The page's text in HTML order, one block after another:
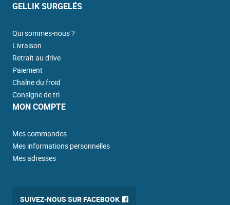
GELLIK SURGELÉS
Qui sommes-nous ?
Livraison
Retrait au drive
Paiement
Chaîne du froid
Consigne de tri
MON COMPTE
Mes commandes
Mes informations personnelles
Mes adresses
SUIVEZ-NOUS SUR FACEBOOK